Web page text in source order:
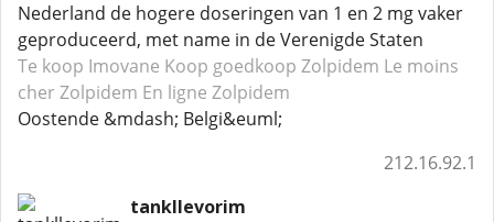
Nederland de hogere doseringen van 1 en 2 mg vaker
geproduceerd, met name in de Verenigde Staten
Te koop Imovane Koop goedkoop Zolpidem Le moins
cher Zolpidem En ligne Zolpidem
Oostende &mdash; Belgi&euml;
212.16.92.1
tankllevorim